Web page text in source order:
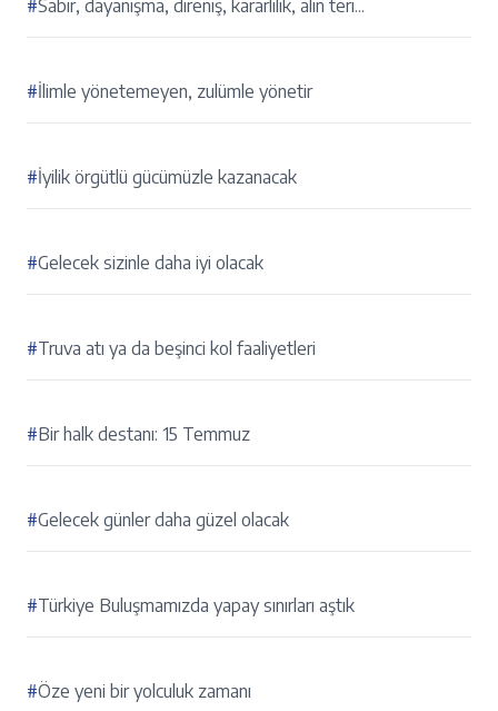
#Sabır, dayanışma, direniş, kararlılık, alın teri...
#İlimle yönetemeyen, zulümle yönetir
#İyilik örgütlü gücümüzle kazanacak
#Gelecek sizinle daha iyi olacak
#Truva atı ya da beşinci kol faaliyetleri
#Bir halk destanı: 15 Temmuz
#Gelecek günler daha güzel olacak
#Türkiye Buluşmamızda yapay sınırları aştık
#Öze yeni bir yolculuk zamanı